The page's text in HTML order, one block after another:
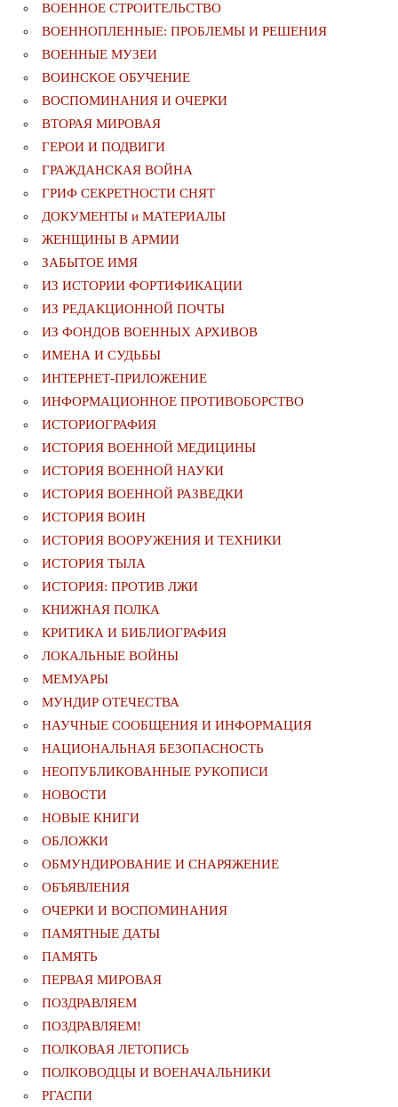
ВОЕННОЕ СТРОИТЕЛЬСТВО
ВОЕННОПЛЕННЫЕ: ПРОБЛЕМЫ И РЕШЕНИЯ
ВОЕННЫЕ МУЗЕИ
ВОИНСКОЕ ОБУЧЕНИЕ
ВОСПОМИНАНИЯ И ОЧЕРКИ
ВТОРАЯ МИРОВАЯ
ГЕРОИ И ПОДВИГИ
ГРАЖДАНСКАЯ ВОЙНА
ГРИФ СЕКРЕТНОСТИ СНЯТ
ДОКУМЕНТЫ и МАТЕРИАЛЫ
ЖЕНЩИНЫ В АРМИИ
ЗАБЫТОЕ ИМЯ
ИЗ ИСТОРИИ ФОРТИФИКАЦИИ
ИЗ РЕДАКЦИОННОЙ ПОЧТЫ
ИЗ ФОНДОВ ВОЕННЫХ АРХИВОВ
ИМЕНА И СУДЬБЫ
ИНТЕРНЕТ-ПРИЛОЖЕНИЕ
ИНФОРМАЦИОННОЕ ПРОТИВОБОРСТВО
ИСТОРИОГРАФИЯ
ИСТОРИЯ ВОЕННОЙ МЕДИЦИНЫ
ИСТОРИЯ ВОЕННОЙ НАУКИ
ИСТОРИЯ ВОЕННОЙ РАЗВЕДКИ
ИСТОРИЯ ВОИН
ИСТОРИЯ ВООРУЖЕНИЯ И ТЕХНИКИ
ИСТОРИЯ ТЫЛА
ИСТОРИЯ: ПРОТИВ ЛЖИ
КНИЖНАЯ ПОЛКА
КРИТИКА И БИБЛИОГРАФИЯ
ЛОКАЛЬНЫЕ ВОЙНЫ
МЕМУАРЫ
МУНДИР ОТЕЧЕСТВА
НАУЧНЫЕ СООБЩЕНИЯ И ИНФОРМАЦИЯ
НАЦИОНАЛЬНАЯ БЕЗОПАСНОСТЬ
НЕОПУБЛИКОВАННЫЕ РУКОПИСИ
НОВОСТИ
НОВЫЕ КНИГИ
ОБЛОЖКИ
ОБМУНДИРОВАНИЕ И СНАРЯЖЕНИЕ
ОБЪЯВЛЕНИЯ
ОЧЕРКИ И ВОСПОМИНАНИЯ
ПАМЯТНЫЕ ДАТЫ
ПАМЯТЬ
ПЕРВАЯ МИРОВАЯ
ПОЗДРАВЛЯЕМ
ПОЗДРАВЛЯЕМ!
ПОЛКОВАЯ ЛЕТОПИСЬ
ПОЛКОВОДЦЫ И ВОЕНАЧАЛЬНИКИ
РГАСПИ